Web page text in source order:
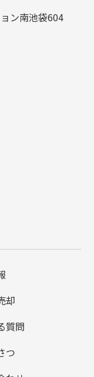
ン南池袋604
却
質問
つ